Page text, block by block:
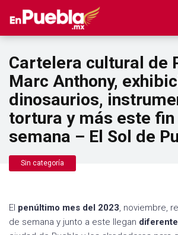
Cartelera cultural de
Marc Anthony,
dinosaurios,
tortura y más este fin
semana – El Sol de
Sin categoría
El penúltimo mes del 2023, noviembre,
de semana y junto a este llegan